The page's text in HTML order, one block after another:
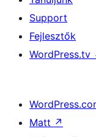
Support
Fejlesztők
WordPress.tv
Matt ↗